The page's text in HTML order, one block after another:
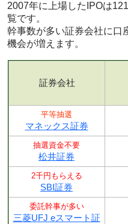
2007年に上場したIPOは
覧です。
幹事数が多い証券会社に口
機会が増えます。
証券会社
平等抽選
マネックス証券
抽選資金不要
松井証券
2千円もらえる
SBI証券
委託幹事が多い
三菱UFJ eスマート証